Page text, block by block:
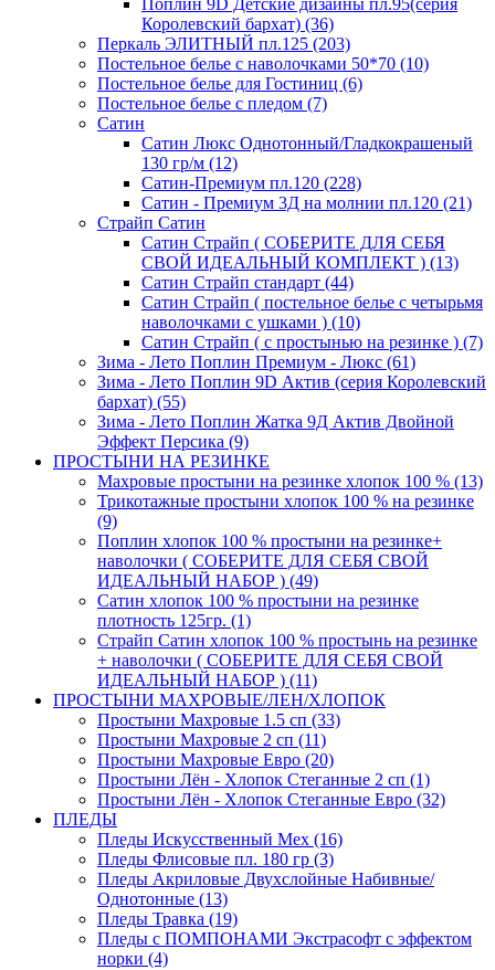
Поплин 9D Детские дизайны пл.95(серия
Королевский бархат) (36)
Перкаль ЭЛИТНЫЙ пл.125 (203)
Постельное белье с наволочками 50*70 (10)
Постельное белье для Гостиниц (6)
Постельное белье с пледом (7)
Сатин
Сатин Люкс Однотонный/Гладкокрашеный
130 гр/м (12)
Сатин-Премиум пл.120 (228)
Сатин - Премиум 3Д на молнии пл.120 (21)
Страйп Сатин
Сатин Страйп ( СОБЕРИТЕ ДЛЯ СЕБЯ
СВОЙ ИДЕАЛЬНЫЙ КОМПЛЕКТ ) (13)
Сатин Страйп стандарт (44)
Сатин Страйп ( постельное белье с четырьмя
наволочками с ушками ) (10)
Сатин Страйп ( с простынью на резинке ) (7)
Зима - Лето Поплин Премиум - Люкс (61)
Зима - Лето Поплин 9D Актив (серия Королевский
бархат) (55)
Зима - Лето Поплин Жатка 9Д Актив Двойной
Эффект Персика (9)
ПРОСТЫНИ НА РЕЗИНКЕ
Махровые простыни на резинке хлопок 100 % (13)
Трикотажные простыни хлопок 100 % на резинке
(9)
Поплин хлопок 100 % простыни на резинке+
наволочки ( СОБЕРИТЕ ДЛЯ СЕБЯ СВОЙ
ИДЕАЛЬНЫЙ НАБОР ) (49)
Сатин хлопок 100 % простыни на резинке
плотность 125гр. (1)
Страйп Сатин хлопок 100 % простынь на резинке
+ наволочки ( СОБЕРИТЕ ДЛЯ СЕБЯ СВОЙ
ИДЕАЛЬНЫЙ НАБОР ) (11)
ПРОСТЫНИ МАХРОВЫЕ/ЛЕН/ХЛОПОК
Простыни Махровые 1.5 сп (33)
Простыни Махровые 2 сп (11)
Простыни Махровые Евро (20)
Простыни Лён - Хлопок Стеганные 2 сп (1)
Простыни Лён - Хлопок Стеганные Евро (32)
ПЛЕДЫ
Пледы Искусственный Мех (16)
Пледы Флисовые пл. 180 гр (3)
Пледы Акриловые Двухслойные Набивные/
Однотонные (13)
Пледы Травка (19)
Пледы с ПОМПОНАМИ Экстрасофт с эффектом
норки (4)